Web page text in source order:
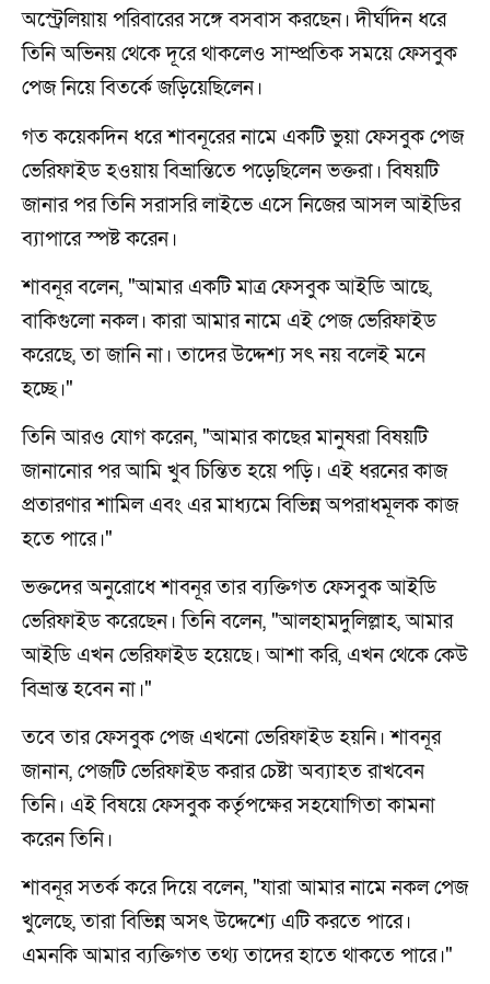
অস্ট্রেলিয়ায় পরিবারের সঙ্গে বসবাস করছেন। দীর্ঘদিন ধরে
তিনি অভিনয় থেকে দূরে থাকলেও সাম্প্রতিক সময়ে ফেসবুক
পেজ নিয়ে বিতর্কে জড়িয়েছিলেন।
গত কয়েকদিন ধরে শাবনূরের নামে একটি ভুয়া ফেসবুক পেজ
ভেরিফাইড হওয়ায় বিভ্রান্তিতে পড়েছিলেন ভক্তরা। বিষয়টি
জানার পর তিনি সরাসরি লাইভে এসে নিজের আসল আইডির
ব্যাপারে স্পষ্ট করেন।
শাবনূর বলেন, "আমার একটি মাত্র ফেসবুক আইডি আছে,
বাকিগুলো নকল। কারা আমার নামে এই পেজ ভেরিফাইড
করেছে, তা জানি না। তাদের উদ্দেশ্য সৎ নয় বলেই মনে
হচ্ছে।"
তিনি আরও যোগ করেন, "আমার কাছের মানুষরা বিষয়টি
জানানোর পর আমি খুব চিন্তিত হয়ে পড়ি। এই ধরনের কাজ
প্রতারণার শামিল এবং এর মাধ্যমে বিভিন্ন অপরাধমূলক কাজ
হতে পারে।"
ভক্তদের অনুরোধে শাবনূর তার ব্যক্তিগত ফেসবুক আইডি
ভেরিফাইড করেছেন। তিনি বলেন, "আলহামদুলিল্লাহ, আমার
আইডি এখন ভেরিফাইড হয়েছে। আশা করি, এখন থেকে কেউ
বিভ্রান্ত হবেন না।"
তবে তার ফেসবুক পেজ এখনো ভেরিফাইড হয়নি। শাবনূর
জানান, পেজটি ভেরিফাইড করার চেষ্টা অব্যাহত রাখবেন
তিনি। এই বিষয়ে ফেসবুক কর্তৃপক্ষের সহযোগিতা কামনা
করেন তিনি।
শাবনূর সতর্ক করে দিয়ে বলেন, "যারা আমার নামে নকল পেজ
খুলেছে, তারা বিভিন্ন অসৎ উদ্দেশ্যে এটি করতে পারে।
এমনকি আমার ব্যক্তিগত তথ্য তাদের হাতে থাকতে পারে।"